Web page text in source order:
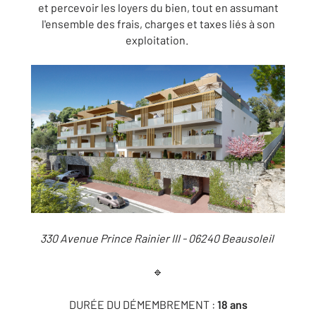
et percevoir les loyers du bien, tout en assumant
l'ensemble des frais, charges et taxes liés à son
exploitation.
330 Avenue Prince Rainier III - 06240 Beausoleil
🔹
DURÉE DU DÉMEMBREMENT : 18 ans